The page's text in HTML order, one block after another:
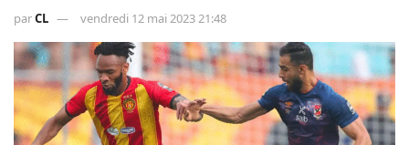
parCL vendredi 12 mai 2023 21:48